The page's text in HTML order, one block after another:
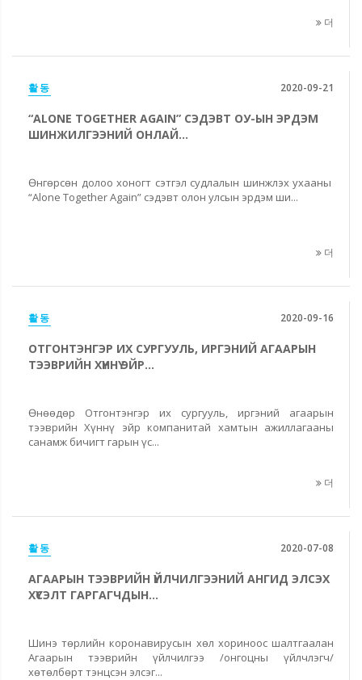
더
활동 2020-09-21
“ALONE TOGETHER AGAIN” СЭДЭВТ ОУ-ЫН ЭРДЭМ
ШИНЖИЛГЭЭНИЙ ОНЛАЙ...
Өнгөрсөн долоо хоногт сэтгэл судлалын шинжлэх ухааны
“Alone Together Again” сэдэвт олон улсын эрдэм ши...
더
활동 2020-09-16
ОТГОНТЭНГЭР ИХ СУРГУУЛЬ, ИРГЭНИЙ АГААРЫН
ТЭЭВРИЙН ХҮННҮ ЭЙР...
Өнөөдөр Отгонтэнгэр их сургууль, иргэний агаарын
тээврийн Хүннү эйр компанитай хамтын ажиллагааны
санамж бичигт гарын үс...
더
활동 2020-07-08
АГААРЫН ТЭЭВРИЙН ҮЙЛЧИЛГЭЭНИЙ АНГИД ЭЛСЭХ
ХҮСЭЛТ ГАРГАГЧДЫН...
Шинэ төрлийн коронавирусын хөл хориноос шалтгаалан
Агаарын тээврийн үйлчилгээ /онгоцны үйлчлэгч/
хөтөлбөрт тэнцсэн элсэг...